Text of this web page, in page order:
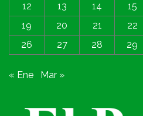
12
13 14 15
19
20 21 22
26
27 28 29
« Ene Mar »